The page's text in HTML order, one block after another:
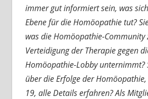
immer gut informiert sein, was
Ebene für die Homöopathie tut?
was die Homöopathie-Community
Verteidigung der Therapie gegen
Homöopathie-Lobby unternimmt?
über die Erfolge der Homöopathie,
19, alle Details erfahren? Als